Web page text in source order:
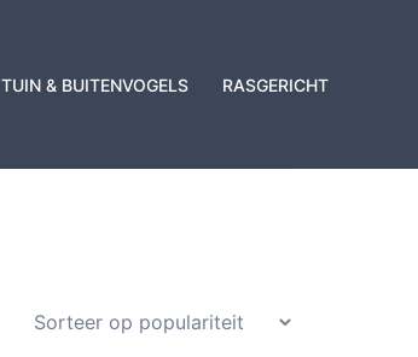
TUIN & BUITENVOGELS RASGERICHT